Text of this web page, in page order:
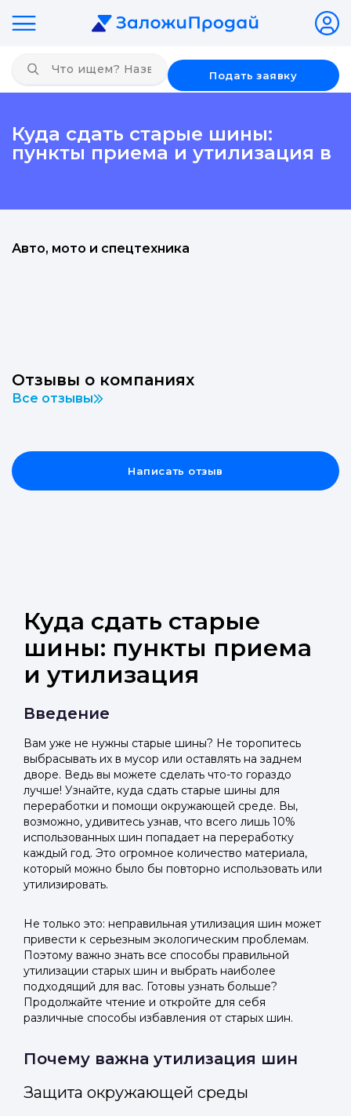
Подать заявку
Куда сдать старые шины:
пункты приема и утилизация в
Авто, мото и спецтехника
Отзывы о компаниях
Все отзывы
Написать отзыв
Куда сдать старые
шины: пункты приема
и утилизация
Введение
Вам уже не нужны старые шины? Не торопитесь
выбрасывать их в мусор или оставлять на заднем
дворе. Ведь вы можете сделать что-то гораздо
лучше! Узнайте, куда сдать старые шины для
переработки и помощи окружающей среде. Вы,
возможно, удивитесь узнав, что всего лишь 10%
использованных шин попадает на переработку
каждый год. Это огромное количество материала,
который можно было бы повторно использовать или
утилизировать.
Не только это: неправильная утилизация шин может
привести к серьезным экологическим проблемам.
Поэтому важно знать все способы правильной
утилизации старых шин и выбрать наиболее
подходящий для вас. Готовы узнать больше?
Продолжайте чтение и откройте для себя
различные способы избавления от старых шин.
Почему важна утилизация шин
Защита окружающей среды